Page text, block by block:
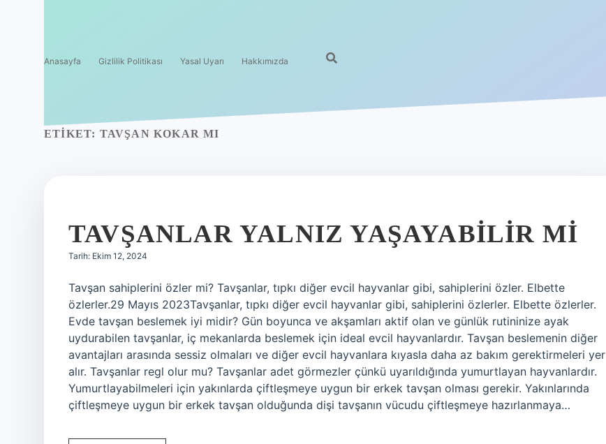
Anasayfa Gizlilik Politikası Yasal Uyarı Hakkımızda
ETIKET: TAVŞAN KOKAR MI
TAVŞANLAR YALNIZ YAŞAYABILIR MI
Tarih: Ekim 12, 2024
Tavşan sahiplerini özler mi? Tavşanlar, tıpkı diğer evcil hayvanlar gibi, sahiplerini özler. Elbette
özlerler.29 Mayıs 2023Tavşanlar, tıpkı diğer evcil hayvanlar gibi, sahiplerini özlerler. Elbette özlerler.
Evde tavşan beslemek iyi midir? Gün boyunca ve akşamları aktif olan ve günlük rutininize ayak
uydurabilen tavşanlar, iç mekanlarda beslemek için ideal evcil hayvanlardır. Tavşan beslemenin diğer
avantajları arasında sessiz olmaları ve diğer evcil hayvanlara kıyasla daha az bakım gerektirmeleri yer
alır. Tavşanlar regl olur mu? Tavşanlar adet görmezler çünkü uyarıldığında yumurtlayan hayvanlardır.
Yumurtlayabilmeleri için yakınlarda çiftleşmeye uygun bir erkek tavşan olması gerekir. Yakınlarında
çiftleşmeye uygun bir erkek tavşan olduğunda dişi tavşanın vücudu çiftleşmeye hazırlanmaya…